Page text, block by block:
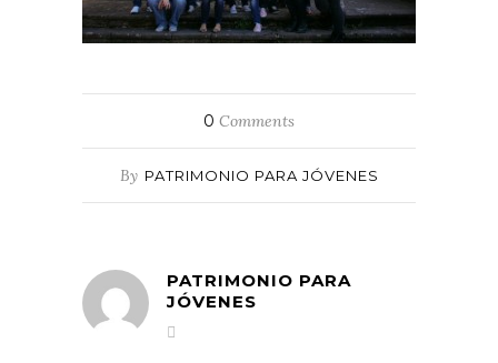
0 Comments
By PATRIMONIO PARA JÓVENES
PATRIMONIO PARA
JÓVENES